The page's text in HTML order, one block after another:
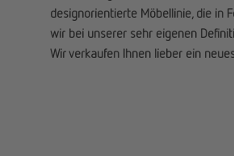
designorientierte Möbellinie, die in
wir bei unserer sehr eigenen
Wir verkaufen Ihnen lieber ein